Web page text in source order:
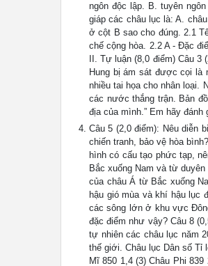
ngôn độc lập. B. tuyên
giáp các châu lục là: A.
ở cột B sao cho đúng. 2.1
chế cộng hòa. 2.2 A - Đặc
II. Tự luận (8,0 điểm) Câu
Hung bị ám sát được cọi là
nhiều tai họa cho nhân loại.
các nước thắng trận. Bản
địa của mình.” Em hãy
Câu 5 (2,0 điểm): Nêu diễn
chiến tranh, bảo vệ hòa
hình có cấu tạo phức tạp,
Bắc xuống Nam và từ
của châu Á từ Bắc xuống
hậu gió mùa và khí hậu lục
các sông lớn ở khu vực
đặc điểm như vậy? Câu 8
tự nhiên các châu lục năm
thế giới. Châu lục Dân số Tỉ
Mĩ 850 1,4 (3) Châu Phi